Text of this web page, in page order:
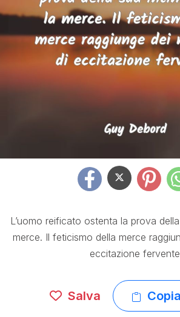
L’uomo reificato ostenta la prova
merce. Il feticismo della merce
eccitazione
Salva